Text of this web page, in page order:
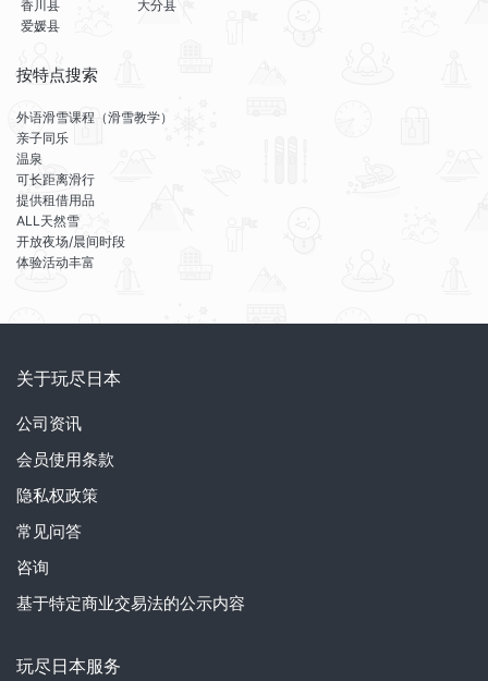
香川县
爱媛县
大分县
按特点搜索
外语滑雪课程（滑雪教学）
亲子同乐
温泉
可长距离滑行
提供租借用品
ALL天然雪
开放夜场/晨间时段
体验活动丰富
关于玩尽日本
公司资讯
会员使用条款
隐私权政策
常见问答
咨询
基于特定商业交易法的公示内容
玩尽日本服务